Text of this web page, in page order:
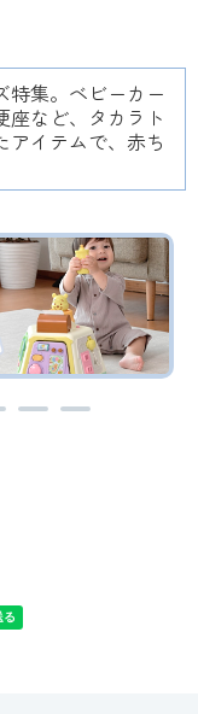
特集。ベビーカー
座など、タカラト
アイテムで、赤ち